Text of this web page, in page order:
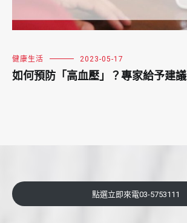
健康生活 2023-05-17
如何預防「高血壓」？專家給予建議
點選立即來電03-5753111